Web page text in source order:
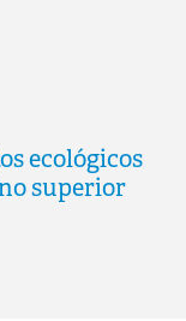
ecológicos
superior